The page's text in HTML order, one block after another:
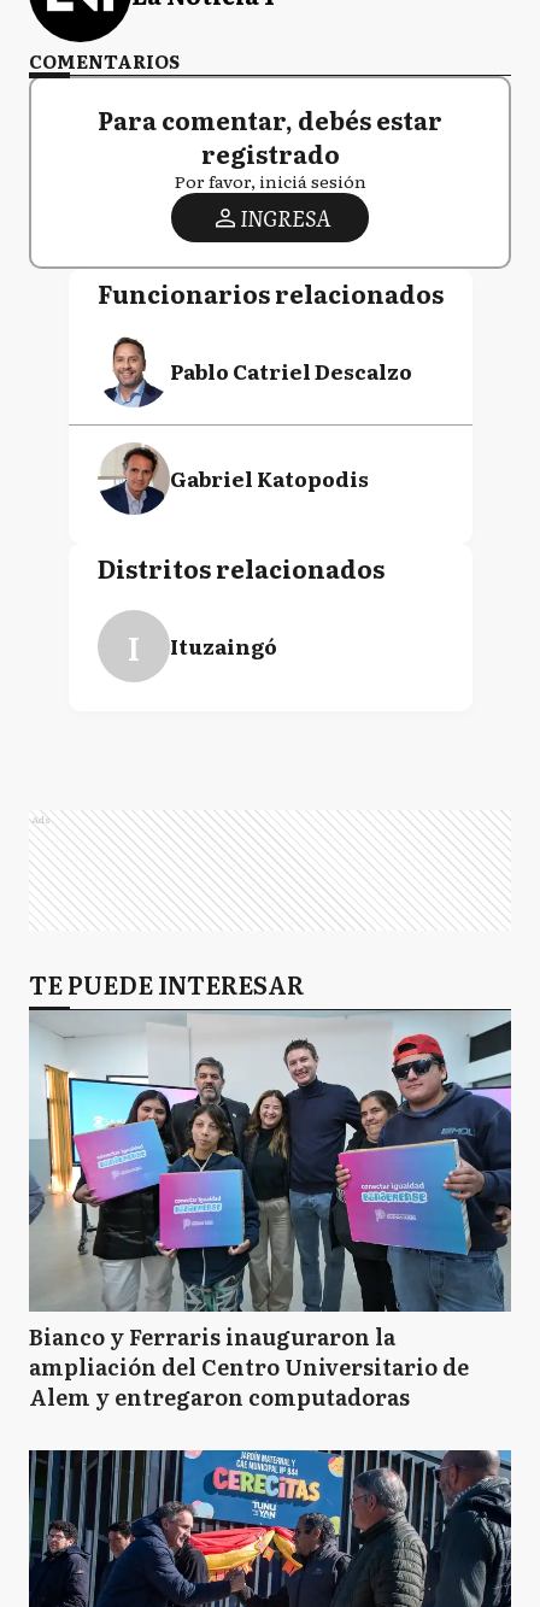
COMENTARIOS
Para comentar, debés estar
registrado
Por favor, iniciá sesión
INGRESA
Funcionarios relacionados
Pablo Catriel Descalzo
Gabriel Katopodis
Distritos relacionados
I Ituzaingó
Ads
TE PUEDE INTERESAR
Bianco y Ferraris inauguraron la
ampliación del Centro Universitario de
Alem y entregaron computadoras